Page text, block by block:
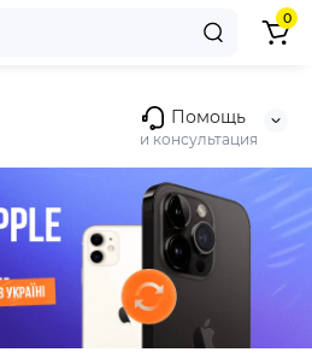
Помощь
и консультация
0